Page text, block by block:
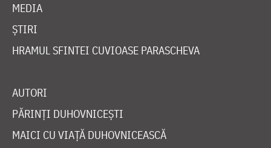
MEDIA
ȘTIRI
HRAMUL SFINTEI CUVIOASE PARASCHEVA
AUTORI
PĂRINȚI DUHOVNICEȘTI
MAICI CU VIAȚĂ DUHOVNICEASCĂ